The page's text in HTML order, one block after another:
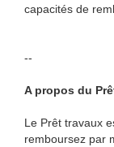
capacités de
--
A propos du
Le Prêt travaux
remboursez par